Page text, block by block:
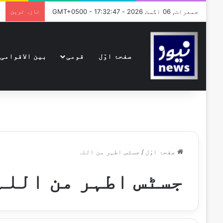
جمعرات, 06 اگست 2026 - GMT+0500 - 17:32:47 تازہ ترین
صفحۂ اوّل قومی بین الاقوامی
صفحۂ اوّل / جسٹس اطہر من اللہ
جسٹس اطہر من